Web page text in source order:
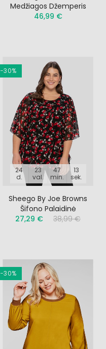
Medžiagos Džemperis
46,99 €
−30%
24
d.
23
val.
47
min.
12
sek.
Sheego By Joe Browns
Šifono Palaidinė
27,29 €
38,99 €
−30%